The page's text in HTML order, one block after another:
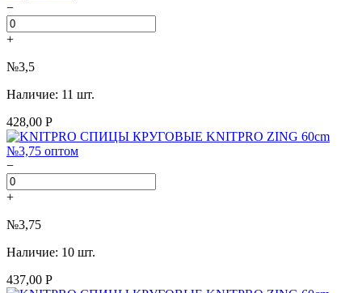
−
+
№3,5
Наличие: 11 шт.
428,00 Р
−
+
№3,75
Наличие: 10 шт.
437,00 Р